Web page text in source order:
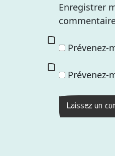
Enregistrer
Prévenez-
Prévenez-